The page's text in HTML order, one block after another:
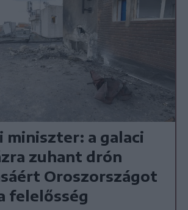
miniszter: a galaci
zuhant drón
Oroszországot
felelősség